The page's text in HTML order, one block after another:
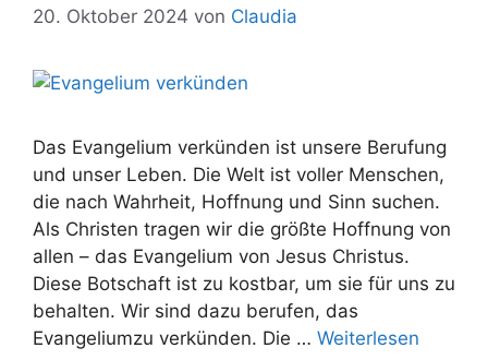
20. Oktober 2024 von Claudia
Das Evangelium verkünden ist unsere Berufung
und unser Leben. Die Welt ist voller Menschen,
die nach Wahrheit, Hoffnung und Sinn suchen.
Als Christen tragen wir die größte Hoffnung von
allen – das Evangelium von Jesus Christus.
Diese Botschaft ist zu kostbar, um sie für uns zu
behalten. Wir sind dazu berufen, das
Evangeliumzu verkünden. Die … Weiterlesen